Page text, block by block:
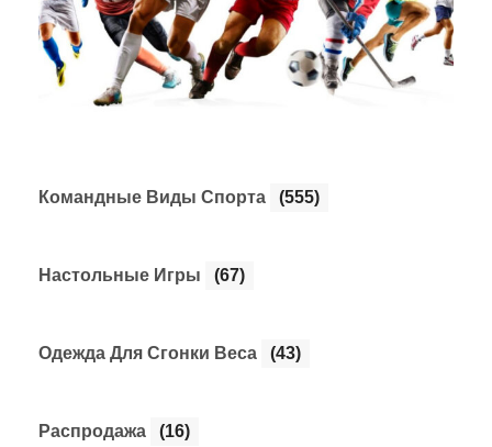
Командные Виды Спорта (555)
Настольные Игры (67)
Одежда Для Сгонки Веса (43)
Распродажа (16)